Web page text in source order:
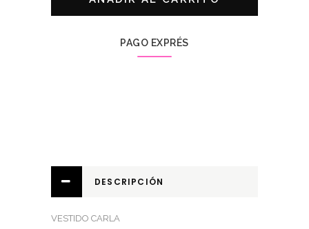
PAGO EXPRÉS
DESCRIPCIÓN
VESTIDO CARLA